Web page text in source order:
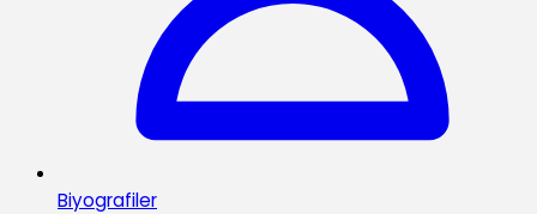
Biyografiler